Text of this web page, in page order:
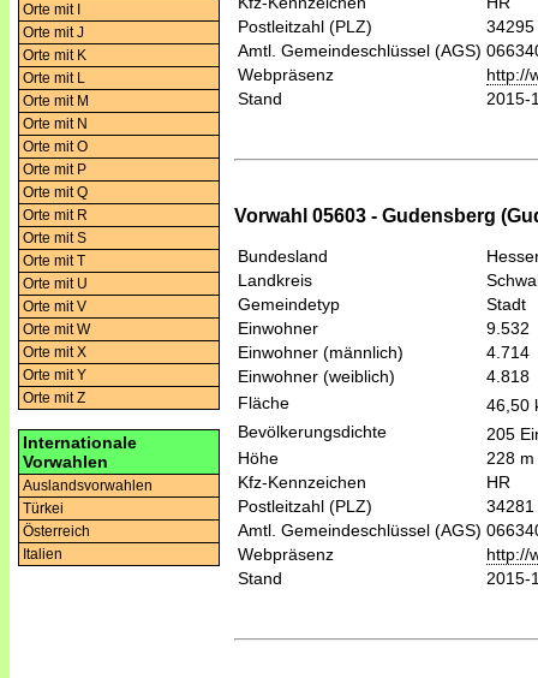
Orte mit I
Orte mit J
Orte mit K
Orte mit L
Orte mit M
Orte mit N
Orte mit O
Orte mit P
Orte mit Q
Orte mit R
Orte mit S
Orte mit T
Orte mit U
Orte mit V
Orte mit W
Orte mit X
Orte mit Y
Orte mit Z
Internationale
Vorwahlen
Auslandsvorwahlen
Türkei
Österreich
Italien
Postleitzahl (PLZ)
34295
Amtl. Gemeindeschlüssel (AGS)
Webpräsenz
http://
Stand
2015-
Vorwahl 05603 - Gudensberg
Bundesland
Landkreis
Gemeindetyp
Stadt
Einwohner
9.532
Einwohner (männlich)
4.714
Einwohner (weiblich)
4.818
Fläche
46,50
Bevölkerungsdichte
205
Höhe
228
Kfz-Kennzeichen
HR
Postleitzahl (PLZ)
34281
Amtl. Gemeindeschlüssel (AGS)
Webpräsenz
http://
Stand
2015-